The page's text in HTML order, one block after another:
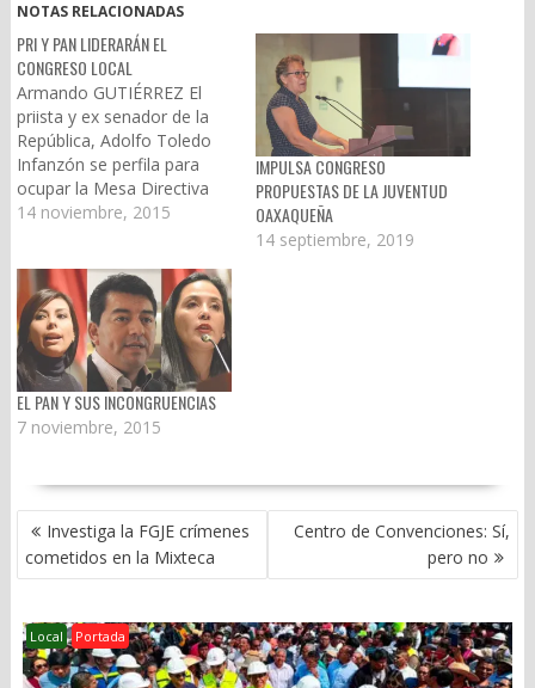
NOTAS RELACIONADAS
PRI Y PAN LIDERARÁN EL
CONGRESO LOCAL
Armando GUTIÉRREZ El
priista y ex senador de la
República, Adolfo Toledo
Infanzón se perfila para
ocupar la Mesa Directiva
del Congreso local y recibir
Monteagudo. Este sábado
la LXII Legislatura instalará
la Mesa del último año
legislativo, donde será el
Partido…
14 noviembre, 2015
IMPULSA CONGRESO
PROPUESTAS DE LA JUVENTUD
OAXAQUEÑA
14 septiembre, 2019
EL PAN Y SUS INCONGRUENCIAS
7 noviembre, 2015
NAVEGACIÓN
DE
ENTRADAS
Investiga la FGJE crímenes
cometidos en la Mixteca
Centro de Convenciones: Sí,
pero no
Local Portada